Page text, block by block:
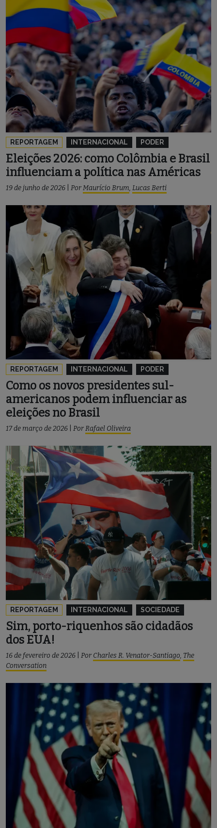
REPORTAGEM INTERNACIONAL PODER
Eleições 2026: como Colômbia e Brasil
influenciam a política nas Américas
19 de junho de 2026 PorMaurício Brum, Lucas Berti
REPORTAGEM INTERNACIONAL PODER
Como os novos presidentes sul-
americanos podem influenciar as
eleições no Brasil
17 de março de 2026 PorRafael Oliveira
REPORTAGEM INTERNACIONAL SOCIEDADE
Sim, porto-riquenhos são cidadãos
dos EUA!
16 de fevereiro de 2026 Por Charles R. Venator-Santiago, The
Conversation